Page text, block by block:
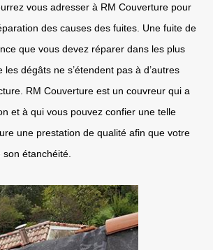
vous adresser à RM Couverture pour
des causes des fuites. Une fuite de
que vous devez réparer dans les plus
les dégâts ne s’étendent pas à d’autres
RM Couverture est un couvreur qui a
et à qui vous pouvez confier une telle
une prestation de qualité afin que votre
étanchéité.